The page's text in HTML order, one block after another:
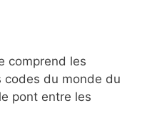
comprend les
codes du monde du
pont entre les